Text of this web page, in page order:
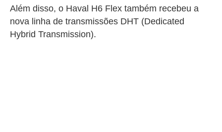
Além disso, o Haval H6 Flex também recebeu a
nova linha de transmissões DHT (Dedicated
Hybrid Transmission).